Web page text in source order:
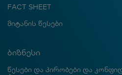
FACT SHEET
მიტანის წესები
ბიზნესი
წესები და პირობები და